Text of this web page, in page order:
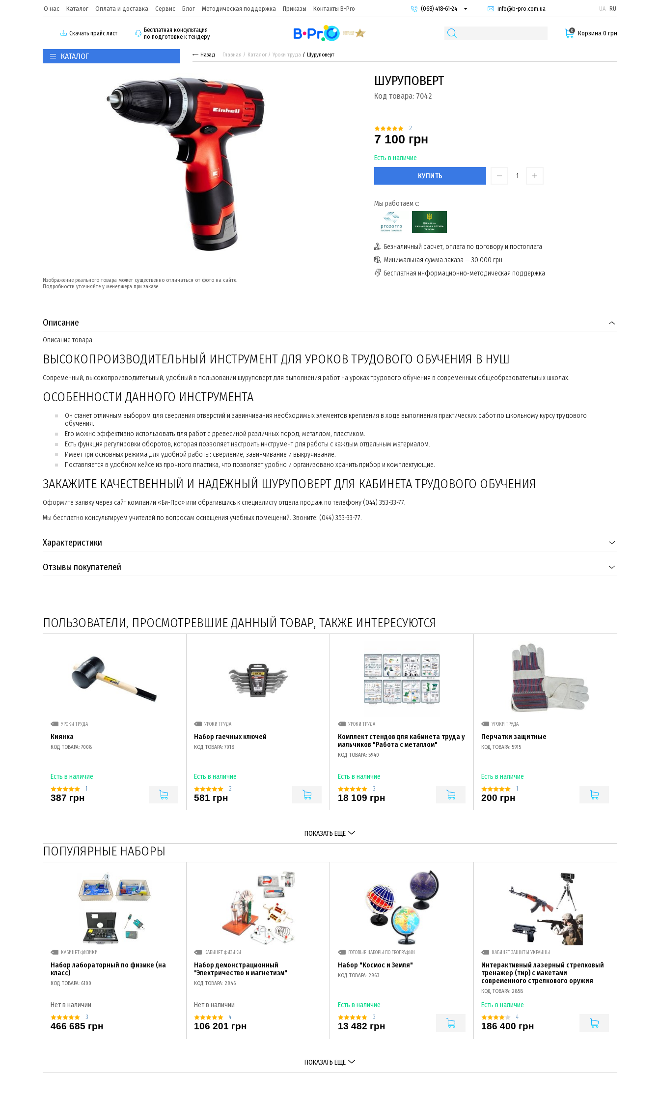
О нас Каталог Оплата и доставка Сервис Блог Методическая поддержка Приказы Контакты B-Pro
(068) 418-61-24
(095) 987-29-55
info@b-pro.com.ua UA RU
Скачать прайс лист
Бесплатная консультация
по подготовке к тендеру
0 Корзина 0 грн
КАТАЛОГ Назад Главная Каталог Уроки труда Шуруповерт
Изображение реального товара может существенно отличаться от фото на сайте.
Подробности уточняйте у менеджера при заказе.
ШУРУПОВЕРТ
Код товара: 7042
2
7 100 грн
Есть в наличие
КУПИТЬ
Мы работаем с:
Безналичный расчет, оплата по договору и постоплата
Минимальная сумма заказа — 30 000 грн
Бесплатная информационно-методическая поддержка
Описание
Описание товара:
ВЫСОКОПРОИЗВОДИТЕЛЬНЫЙ ИНСТРУМЕНТ ДЛЯ УРОКОВ ТРУДОВОГО ОБУЧЕНИЯ В НУШ
Современный, высокопроизводительный, удобный в пользовании шуруповерт для выполнения работ на уроках трудового обучения в современных общеобразовательных школах.
ОСОБЕННОСТИ ДАННОГО ИНСТРУМЕНТА
Он станет отличным выбором для сверления отверстий и завинчивания необходимых элементов крепления в ходе выполнения практических работ по школьному курсу трудового
обучения.
Его можно эффективно использовать для работ с древесиной различных пород, металлом, пластиком.
Есть функция регулировки оборотов, которая позволяет настроить инструмент для работы с каждым отдельным материалом.
Имеет три основных режима для удобной работы: сверление, завинчивание и выкручивание.
Поставляется в удобном кейсе из прочного пластика, что позволяет удобно и организовано хранить прибор и комплектующие.
ЗАКАЖИТЕ КАЧЕСТВЕННЫЙ И НАДЕЖНЫЙ ШУРУПОВЕРТ ДЛЯ КАБИНЕТА ТРУДОВОГО ОБУЧЕНИЯ
Оформите заявку через сайт компании «Би-Про» или обратившись к специалисту отдела продаж по телефону (044) 353-33-77.
Мы бесплатно консультируем учителей по вопросам оснащения учебных помещений. Звоните: (044) 353-33-77.
Характеристики
Отзывы покупателей
ПОЛЬЗОВАТЕЛИ, ПРОСМОТРЕВШИЕ ДАННЫЙ ТОВАР, ТАКЖЕ ИНТЕРЕСУЮТСЯ
УРОКИ ТРУДА
Киянка
КОД ТОВАРА: 7008
Есть в наличие
1
387 грн
УРОКИ ТРУДА
Набор гаечных ключей
КОД ТОВАРА: 7018
Есть в наличие
2
581 грн
УРОКИ ТРУДА
Комплект стендов для кабинета труда у
мальчиков "Работа с металлом"
КОД ТОВАРА: 5940
Есть в наличие
3
18 109 грн
УРОКИ ТРУДА
Перчатки защитные
КОД ТОВАРА: 5915
Есть в наличие
1
200 грн
ПОКАЗАТЬ ЕЩЕ
ПОПУЛЯРНЫЕ НАБОРЫ
КАБИНЕТ ФИЗИКИ
Набор лабораторный по физике (на
класс)
КОД ТОВАРА: 6100
Нет в наличии
3
466 685 грн
КАБИНЕТ ФИЗИКИ
Набор демонстрационный
"Электричество и магнетизм"
КОД ТОВАРА: 2846
Нет в наличии
4
106 201 грн
ГОТОВЫЕ НАБОРЫ ПО ГЕОГРАФИИ
Набор "Космос и Земля"
КОД ТОВАРА: 2863
Есть в наличие
3
13 482 грн
КАБИНЕТ ЗАЩИТЫ УКРАИНЫ
Интерактивный лазерный стрелковый
тренажер (тир) с макетами
современного стрелкового оружия
КОД ТОВАРА: 2858
Есть в наличие
4
186 400 грн
ПОКАЗАТЬ ЕЩЕ